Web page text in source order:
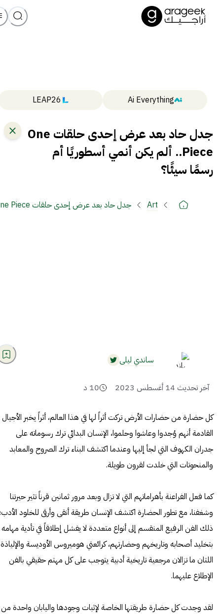
Ai Everything
LEAP26
جدل حاد بعد عرض إحدى حلقات One
Piece.. ألم يكن أنمي أسطوريًا أم
رسمًا سيئًا؟
Art
ساندي ليلى
آخر تحديث 14 أغسطس 2023 10 د
كل حضارة من حضارات الأرض تركت أثراً لها في هذا العالم، أثراً يخبر الأجيال
القادمة أنهم وُجدوا وعاشوا وحلموا، الإنسان البدائي ترك رسوماته على
جدران الكهوف التي لجأ إليها وعندما اكتشف البناء ترك الصروح والمعابد
والمنحوتات التي خلدت لقرون طويلة.
كما فعل الفراعنة بأهراماتهم التي لا تزال وبعد مرور ثمانين قرناً تثير حيرتنا
وشغفنا، مع تطور الحضارة اكتشف الإنسان طريقة أنقى وأرقى للخلود
ذلك الفن الرفيع المنقسم إلى أنواع متعددة لا يفشل إطلاقاً في تأدية مهامه
بتخليد أصحابه وتاريخهم وحضارتهم، كرائعتي هوميروس الأوديسة والإلياذة
اللتان ما تزالان مرجعية تاريخية أدبية يتوجب على كل مهتم حقيقي بالفن
الإطلاع عليهما.
لقد وجدت كل حضارة طريقتها الخاصة لإثبات وجودها واليابان واحدة من